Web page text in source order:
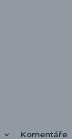
Komentáře